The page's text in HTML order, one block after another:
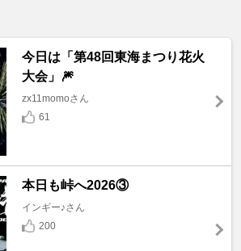
今日は「第48回東海まつり花火
大会」🎆
zx11momoさん
61
本日も峠へ2026③
インギー♪さん
200